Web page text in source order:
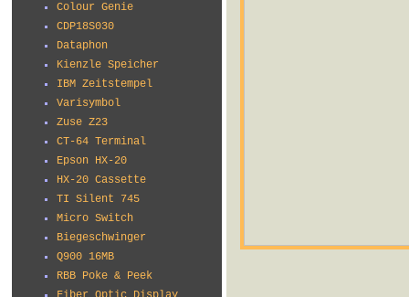
Colour Genie
CDP18S030
Dataphon
Kienzle Speicher
IBM Zeitstempel
Varisymbol
Zuse Z23
CT-64 Terminal
Epson HX-20
HX-20 Cassette
TI Silent 745
Micro Switch
Biegeschwinger
Q900 16MB
RBB Poke & Peek